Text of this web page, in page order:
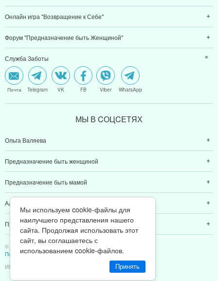
Онлайн игра "Возвращение к Себе"
Форум "Предназначение быть Женщиной"
Служба Заботы
Почта Telegram VK FB Viber WhatsApp
МЫ В CОЦCЕТЯХ
Ольга Валяева
Предназначение быть женщиной
Предназначение быть мамой
Алексей Валяев
Предназначение быть папой
© 2011-2026 Предназначение быть Женщиной
Политика конфиденциальности
ИП Валяев А. В. | ИНН 380111808709
Мы используем cookie-файлы для
наилучшего представления нашего
сайта. Продолжая использовать этот
сайт, вы соглашаетесь с
использованием cookie-файлов.
Принять